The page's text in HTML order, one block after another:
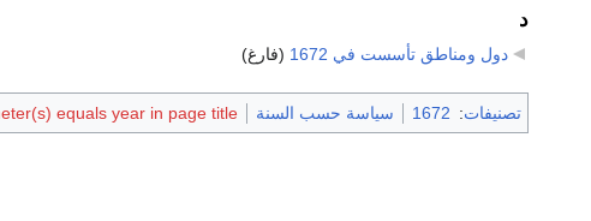
د
دول ومناطق تأسست في 1672 (فارغ)
تصنيفات:
1672 سياسة حسب السنة equals year in page title